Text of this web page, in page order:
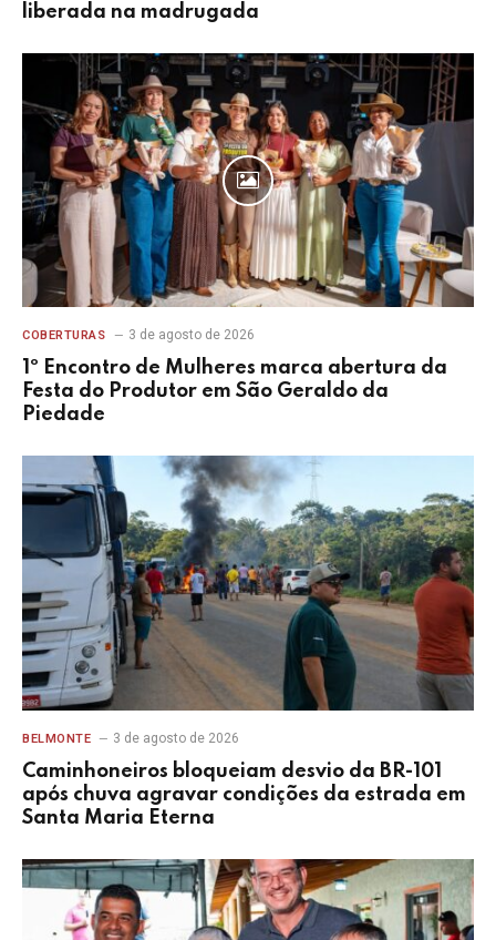
liberada na madrugada
COBERTURAS 3 de agosto de 2026
1º Encontro de Mulheres marca abertura da
Festa do Produtor em São Geraldo da
Piedade
BELMONTE 3 de agosto de 2026
Caminhoneiros bloqueiam desvio da BR-101
após chuva agravar condições da estrada em
Santa Maria Eterna